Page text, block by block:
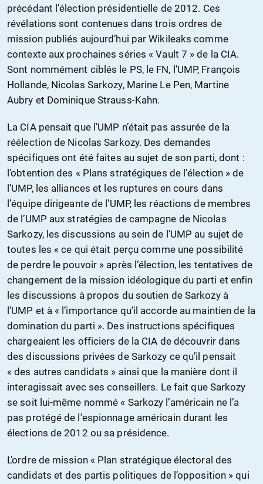
précédant l’élection présidentielle de 2012. Ces
révélations sont contenues dans trois ordres de
mission publiés aujourd’hui par Wikileaks comme
contexte aux prochaines séries « Vault 7 » de la CIA.
Sont nommément ciblés le PS, le FN, l’UMP, François
Hollande, Nicolas Sarkozy, Marine Le Pen, Martine
Aubry et Dominique Strauss-Kahn.
La CIA pensait que l’UMP n’était pas assurée de la
réélection de Nicolas Sarkozy. Des demandes
spécifiques ont été faites au sujet de son parti, dont :
l’obtention des « Plans stratégiques de l’élection » de
l’UMP, les alliances et les ruptures en cours dans
l’équipe dirigeante de l’UMP, les réactions de membres
de l’UMP aux stratégies de campagne de Nicolas
Sarkozy, les discussions au sein de l’UMP au sujet de
toutes les « ce qui était perçu comme une possibilité
de perdre le pouvoir » après l’élection, les tentatives de
changement de la mission idéologique du parti et enfin
les discussions à propos du soutien de Sarkozy à
l’UMP et à « l’importance qu’il accorde au maintien de la
domination du parti ». Des instructions spécifiques
chargeaient les officiers de la CIA de découvrir dans
des discussions privées de Sarkozy ce qu’il pensait
« des autres candidats » ainsi que la manière dont il
interagissait avec ses conseillers. Le fait que Sarkozy
se soit lui-même nommé « Sarkozy l’américain ne l’a
pas protégé de l’espionnage américain durant les
élections de 2012 ou sa présidence.
L’ordre de mission « Plan stratégique électoral des
candidats et des partis politiques de l’opposition » qui